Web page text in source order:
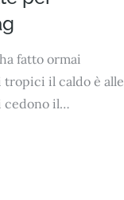
fatto ormai
il caldo è alle
cedono il…